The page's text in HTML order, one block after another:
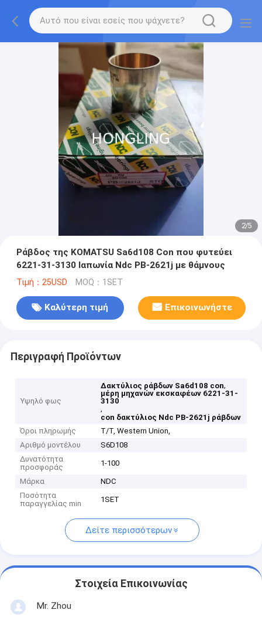
2/5
Ράβδος της KOMATSU Sa6d108 Con που φυτεύει
6221-31-3130 Ιαπωνία Ndc PB-2621j με θάμνους
Τιμή：25USD MOQ：1SET
Καλύτερη τιμή Επικοινωνήστε
Περιγραφή Προϊόντων
Υψηλό φως
Δακτύλιος ράβδων Sa6d108 con,
μέρη μηχανών εκσκαφέων 6221-31-
3130
,
con δακτύλιος Ndc PB-2621j ράβδων
Όροι πληρωμής
T/T, Western Union,
Αριθμό μοντέλου
S6D108
Δυνατότητα
προσφοράς
1-100
Μάρκα
NDC
Ποσότητα
παραγγελίας min
1SET
Δείτε περισσότερων
Στοιχεία Επικοινωνίας
Mr. Zhou